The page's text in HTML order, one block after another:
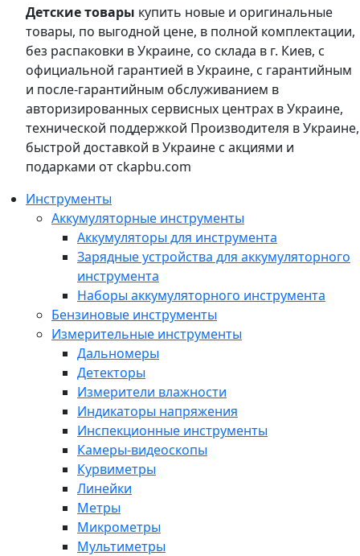
Детские товары купить новые и оригинальные
товары, по выгодной цене, в полной комплектации,
без распаковки в Украине, со склада в г. Киев, с
официальной гарантией в Украине, с гарантийным
и после-гарантийным обслуживанием в
авторизированных сервисных центрах в Украине,
технической поддержкой Производителя в Украине,
быстрой доставкой в Украине с акциями и
подарками от ckapbu.com
Инструменты
Аккумуляторные инструменты
Аккумуляторы для инструмента
Зарядные устройства для аккумуляторного
инструмента
Наборы аккумуляторного инструмента
Бензиновые инструменты
Измерительные инструменты
Дальномеры
Детекторы
Измерители влажности
Индикаторы напряжения
Инспекционные инструменты
Камеры-видеоскопы
Курвиметры
Линейки
Метры
Микрометры
Мультиметры